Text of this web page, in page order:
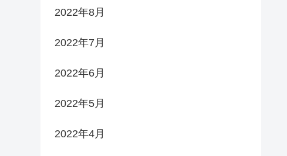
2022年8月
2022年7月
2022年6月
2022年5月
2022年4月